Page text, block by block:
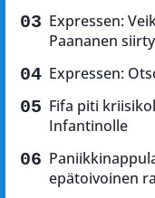
Expressen:
Paananen
Expressen:
Fifa piti
Infantinolle
epätoivoinen